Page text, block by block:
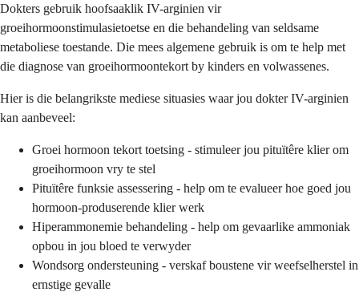
Dokters gebruik hoofsaaklik IV-arginien vir
groeihormoonstimulasietoetse en die behandeling van seldsame
metaboliese toestande. Die mees algemene gebruik is om te help met
die diagnose van groeihormoontekort by kinders en volwassenes.
Hier is die belangrikste mediese situasies waar jou dokter IV-arginien
kan aanbeveel:
Groei hormoon tekort toetsing - stimuleer jou pituïtêre klier om
groeihormoon vry te stel
Pituïtêre funksie assessering - help om te evalueer hoe goed jou
hormoon-produserende klier werk
Hiperammonemie behandeling - help om gevaarlike ammoniak
opbou in jou bloed te verwyder
Wondsorg ondersteuning - verskaf boustene vir weefselherstel in
ernstige gevalle